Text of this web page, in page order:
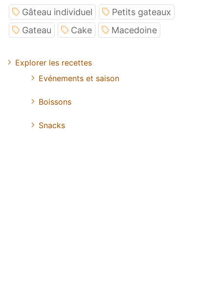
Gâteau individuel
Petits gateaux
Gateau
Cake Macedoine
Explorer les recettes
Evénements et saison
Boissons
Snacks